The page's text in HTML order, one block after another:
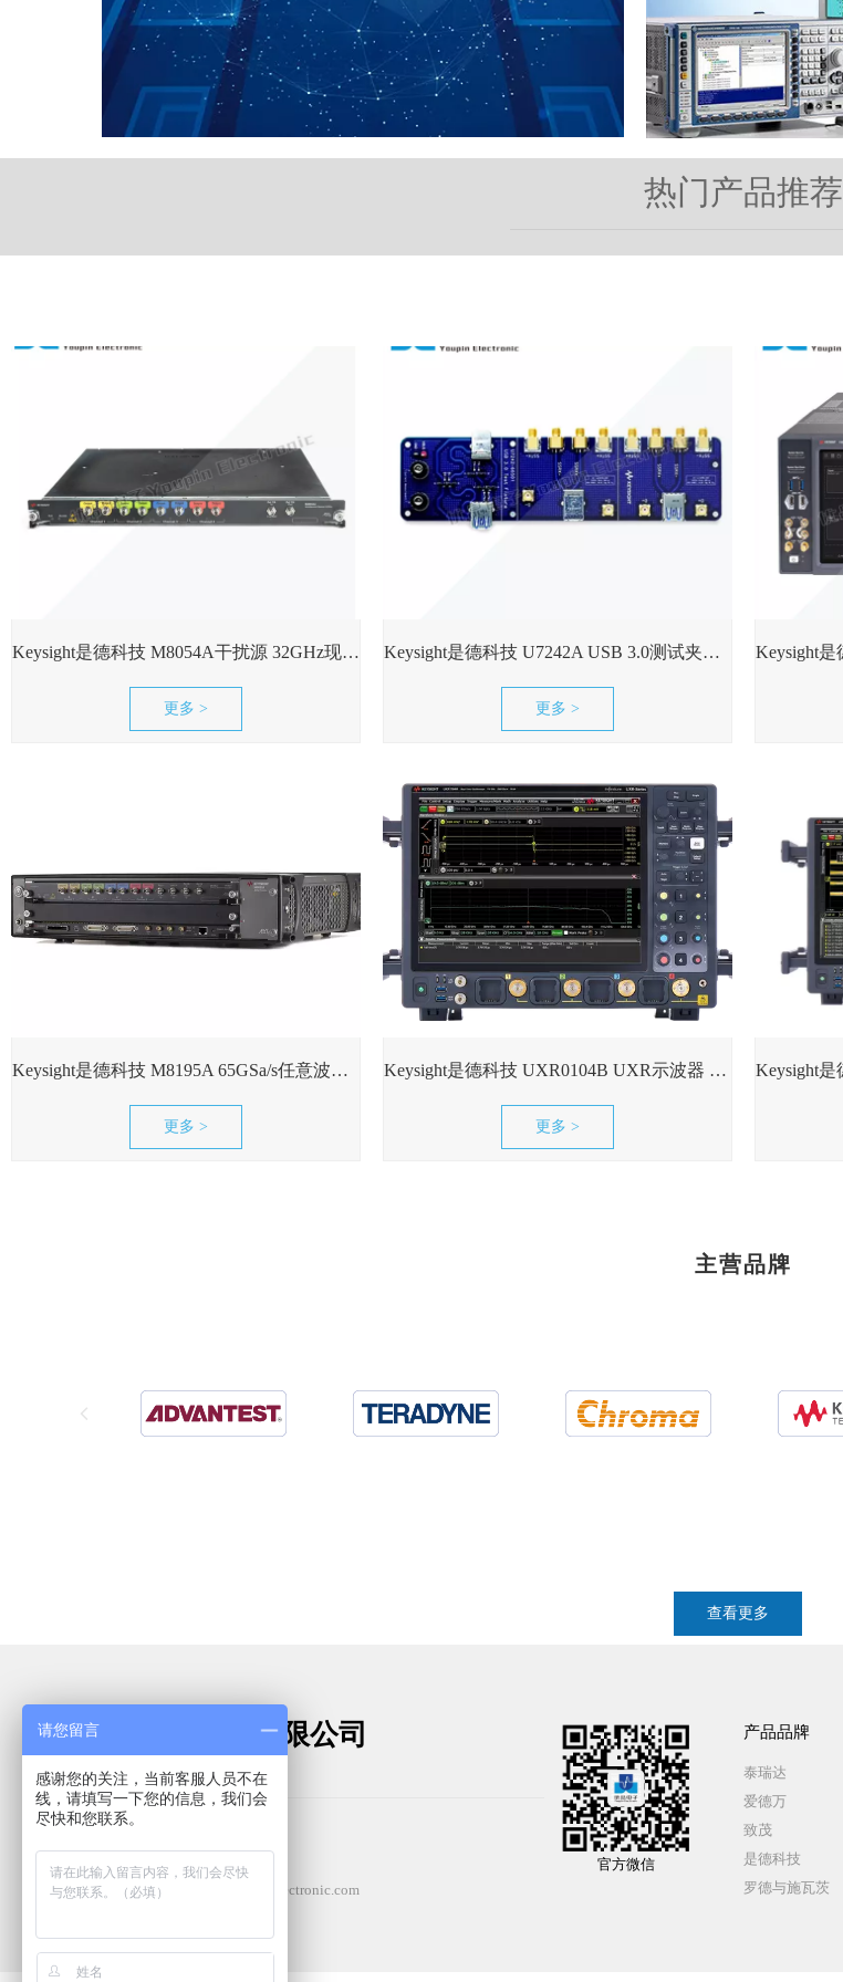
热门产品推荐
Keysight是德科技 M8054A干扰源 32GHz现货可租误码率测试仪
更多 >
Keysight是德科技 U7242A USB 3.0测试夹具现货可租
更多 >
Keysight是德科技 M8195A 65GSa/s任意波形发生器现货租售
更多 >
Keysight是德科技 UXR0104B UXR示波器 10GHz，4 通道现货租售
更多 >
主营品牌
查看更多
苏州优品电子有限公司
86-512-68050516
手机：18914031336
Email： 18914031336 @youpinelectronic.com
官方微信
产品品牌
泰瑞达
爱德万
致茂
是德科技
罗德与施瓦茨
请您留言
感谢您的关注，当前客服人员不在
线，请填写一下您的信息，我们会
尽快和您联系。